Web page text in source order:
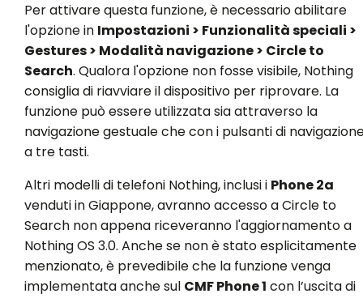
Per attivare questa funzione, è necessario abilitare
l'opzione in Impostazioni > Funzionalità speciali >
Gestures > Modalità navigazione > Circle to
Search. Qualora l'opzione non fosse visibile, Nothing
consiglia di riavviare il dispositivo per riprovare. La
funzione può essere utilizzata sia attraverso la
navigazione gestuale che con i pulsanti di
a tre tasti.
Altri modelli di telefoni Nothing, inclusi i Phone 2a
venduti in Giappone, avranno accesso a Circle to
Search non appena riceveranno l'aggiornamento a
Nothing OS 3.0. Anche se non è stato esplicitamente
menzionato, è prevedibile che la funzione venga
implementata anche sul CMF Phone 1 con l’uscita di